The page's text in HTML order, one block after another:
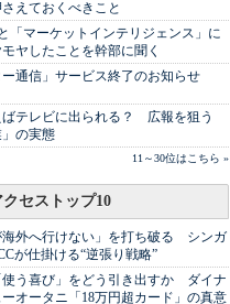
えておくべきこと
「マーケットインテリジェンス」に
ヤしたことを幹部に聞く
ー通信」サービス終了のお知らせ
ばテレビに出られる？ 広報を狙う
」の実態
11～30位はこちら »
セストップ10
海外へ行けない」を打ち破る シンガ
が仕掛ける“逆張り戦略”
使う喜び」をどう引き出すか ダイナ
オータニ「18万円超カード」の真意